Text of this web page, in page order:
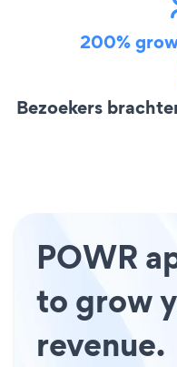
200%
Bezoekers
POWR
to grow
revenue.